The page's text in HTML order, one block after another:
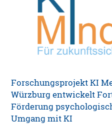
Forschungsprojekt KI
Würzburg entwickelt
Förderung
Umgang mit KI